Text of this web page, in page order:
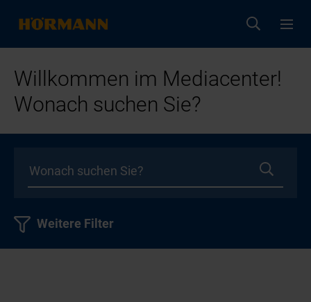
Willkommen im Mediacenter!
Wonach suchen Sie?
Weitere Filter